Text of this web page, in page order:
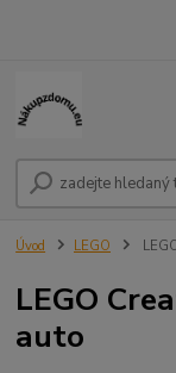
Úvod LEGO
LEGO
auto